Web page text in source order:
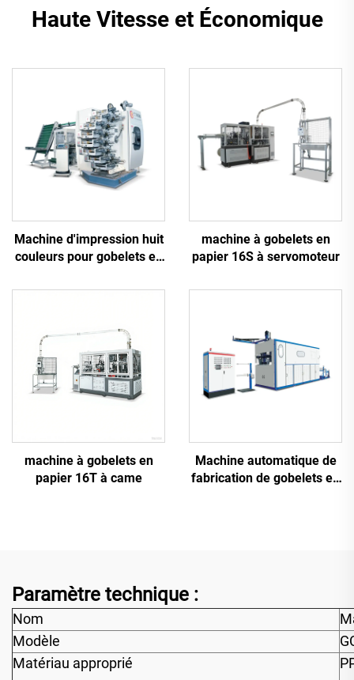
Haute Vitesse et Économique
Machine d'impression huit
couleurs pour gobelets en
machine à gobelets en
papier 16S à servomoteur
machine à gobelets en
papier 16T à came
Machine automatique de
fabrication de gobelets en
Paramètre technique :
Nom
Modèle
Matériau approprié